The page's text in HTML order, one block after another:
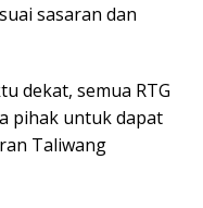
sasaran dan
dekat, semua RTG
pihak untuk dapat
Taliwang